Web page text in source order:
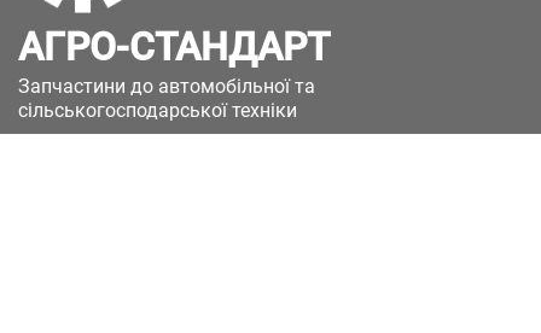
АГРО-СТАНДАРТ
Запчастини до автомобільної та
сільськогосподарської техніки